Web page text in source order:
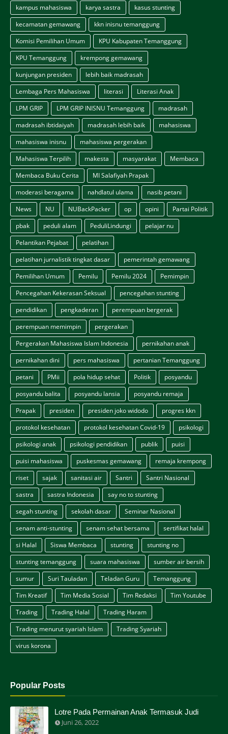
kampus mahasiswa
karya sastra
kasus stunting
kecamatan gemawang
kkn inisnu temanggung
Komisi Pemilihan Umum
KPU Kabupaten Temanggung
KPU Temanggung
krempong gemawang
kunjungan presiden
lebih baik madrasah
Lembaga Pers Mahasiswa
literasi
Literasi Anak
LPM GRIP
LPM GRIP INISNU Temanggung
madrasah
madrasah ibtidaiyah
madrasah lebih baik
mahasiswa
mahasiswa inisnu
mahasiswa pergerakan
Mahasiswa Terpilih
makesta masyarakat
Membaca
Membaca Buku Cerita
MI Salafiyah Prapak
moderasi beragama
nahdlatul ulama
nasib petani
News
NU NUBackPacker op opini
Partai Politik
pbak
peduli alam PeduliLindungi
pelajar nu
Pelantikan Pejabat
pelatihan
pelatihan jurnalistik tingkat dasar
pemerintah gemawang
Pemilihan Umum
Pemilu Pemilu 2024
Pemimpin
Pencegahan Kekerasan Seksual
pencegahan stunting
pendidikan
pengkaderan
perempuan bergerak
perempuan memimpin
pergerakan
Pergerakan Mahasiswa Islam Indonesia
pernikahan anak
pernikahan dini
pers mahasiswa
pertanian Temanggung
petani
PMii pola hidup sehat Politik
posyandu
posyandu balita
posyandu lansia
posyandu remaja
Prapak
presiden presiden joko widodo
progres kkn
protokol kesehatan
protokol kesehatan Covid-19
psikologi
psikologi anak
psikologi pendidikan publik
puisi
puisi mahasiswa
puskesmas gemawang
remaja krempong
riset
sajak sanitasi air Santri
Santri Nasional
sastra
sastra Indonesia
say no to stunting
segah stunting
sekolah dasar
Seminar Nasional
senam anti-stunting
senam sehat bersama
sertifikat halal
si Halal
Siswa Membaca stunting
stunting no
stunting temanggung
suara mahasiswa
sumber air bersih
sumur
Suri Tauladan Teladan Guru
Temanggung
Tim Kreatif
Tim Media Sosial Tim Redaksi
Tim Youtube
Trading
Trading Halal
Trading Haram
Trading menurut syariah Islam
Trading Syariah
virus korona
Popular Posts
Lotre Pada Permainan Anak Termasuk Judi
Juni 26, 2022